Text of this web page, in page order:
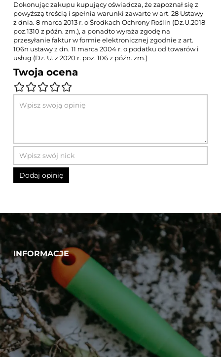
Dokonując zakupu kupujący oświadcza, że zapoznał się z
powyższą treścią i spełnia warunki zawarte w art. 28 Ustawy
z dnia. 8 marca 2013 r. o Środkach Ochrony Roślin (Dz.U.2018
poz.1310 z późn. zm.), a ponadto wyraża zgodę na
przesyłanie faktur w formie elektronicznej zgodnie z art.
106n ustawy z dn. 11 marca 2004 r. o podatku od towarów i
usług (Dz. U. z 2020 r. poz. 106 z późn. zm.)
Twoja ocena
INFORMACJE